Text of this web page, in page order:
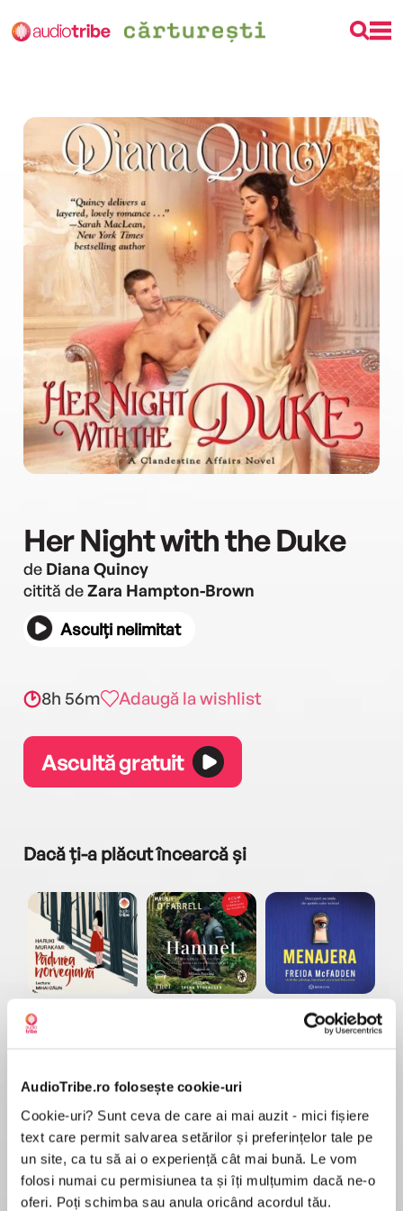
AudioTribe.ro folosește cookie-uri
Cookie-uri? Sunt ceva de care ai mai auzit - mici fișiere
text care permit salvarea setărilor și preferințelor tale pe
un site, ca tu să ai o experiență cât mai bună. Le vom
folosi numai cu permisiunea ta și îți mulțumim dacă ne-o
oferi. Poți schimba sau anula oricând acordul tău.
Her Night with the Duke
de Diana Quincy
citită deZara Hampton-Brown
Asculți nelimitat
8h 56m Adaugă la wishlist
Ascultă gratuit
Dacă ți-a plăcut încearcă și
Elita de Argint (Elita
de...
Dani Francis
Diavolul se îmbracă de
la...
Lauren Weisberger
Menajera
Freida McFadden
Migdală
Sohn Won-pyung